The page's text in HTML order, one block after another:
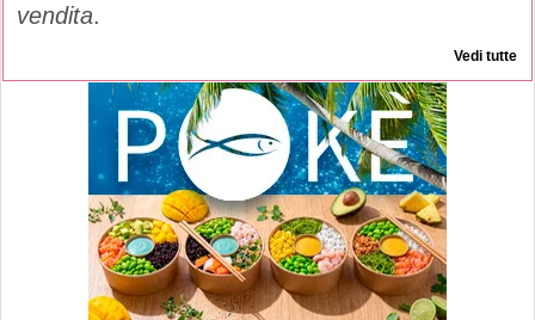
vendita.
Vedi tutte